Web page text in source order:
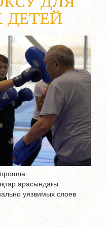
арасындағы
уязвимых слоев